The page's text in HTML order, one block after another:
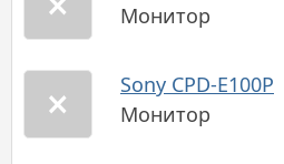
Монитор
Sony CPD-E100P
Монитор